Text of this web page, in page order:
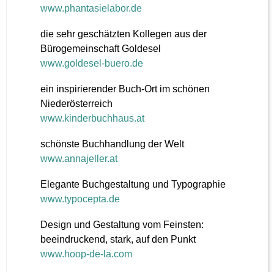
www.phantasielabor.de
die sehr geschätzten Kollegen aus der
Bürogemeinschaft Goldesel
www.goldesel-buero.de
ein inspirierender Buch-Ort im schönen
Niederösterreich
www.kinderbuchhaus.at
schönste Buchhandlung der Welt
www.annajeller.at
Elegante Buchgestaltung und Typographie
www.typocepta.de
Design und Gestaltung vom Feinsten:
beeindruckend, stark, auf den Punkt
www.hoop-de-la.com